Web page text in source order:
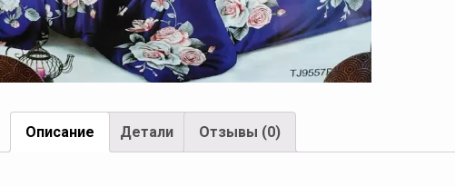
Описание Детали Отзывы (0)